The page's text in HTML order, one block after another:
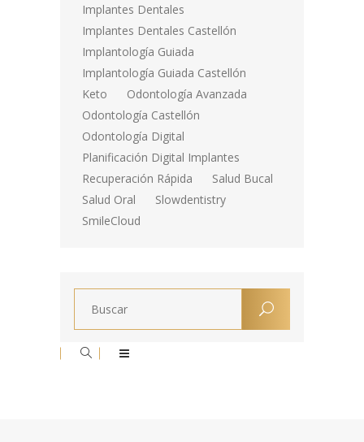
Implantes Dentales
Implantes Dentales Castellón
Implantología Guiada
Implantología Guiada Castellón
Keto
Odontología Avanzada
Odontología Castellón
Odontología Digital
Planificación Digital Implantes
Recuperación Rápida
Salud Bucal
Salud Oral
Slowdentistry
SmileCloud